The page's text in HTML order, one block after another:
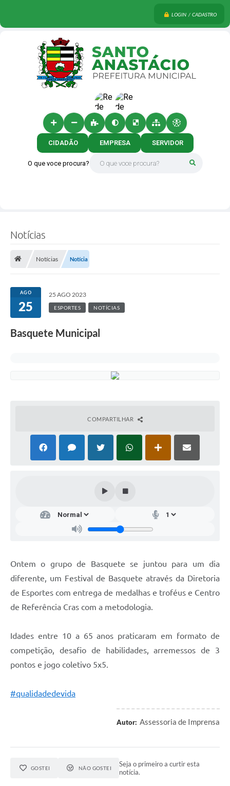
LOGIN / CADASTRO
O que voce procura?
CIDADÃO EMPRESA SERVIDOR
Notícias
Notícias Notícia
AGO
25
25 AGO 2023
ESPORTES NOTÍCIAS
Basquete Municipal
COMPARTILHAR
Ontem o grupo de Basquete se juntou para um dia
diferente, um Festival de Basquete através da Diretoria
de Esportes com entrega de medalhas e troféus e Centro
de Referência Cras com a metodologia.
Idades entre 10 a 65 anos praticaram em formato de
competição, desafio de habilidades, arremessos de 3
pontos e jogo coletivo 5x5.
#qualidadedevida
Autor: Assessoria de Imprensa
GOSTEI NÃO GOSTEI
Seja o primeiro a curtir esta
notícia.